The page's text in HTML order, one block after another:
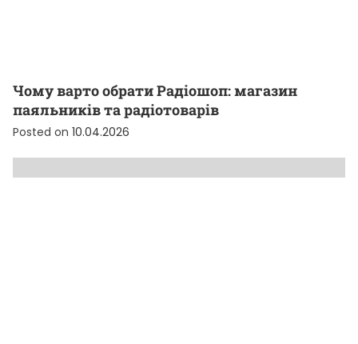
Чому варто обрати Радіошоп: магазин
паяльників та радіотоварів
Posted on 10.04.2026